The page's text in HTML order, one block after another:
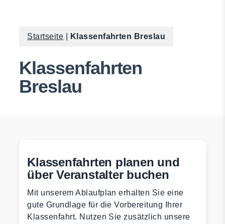
Startseite Klassenfahrten Breslau
Klassenfahrten
Breslau
Klassenfahrten planen und
über Veranstalter buchen
Mit unserem Ablaufplan erhalten Sie eine
gute Grundlage für die Vorbereitung Ihrer
Klassenfahrt. Nutzen Sie zusätzlich unsere